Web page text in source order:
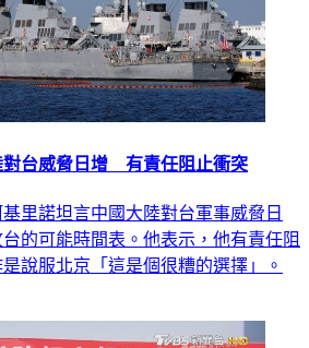
對台威脅日增 有責任阻止衝突
里諾坦言中國大陸對台軍事威脅日
的可能時間表。他表示，他有責任阻
說服北京「這是個很糟的選擇」。